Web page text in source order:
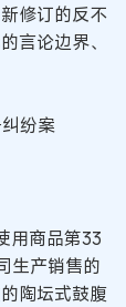
修订的反不
言论边界、
纷案
用商品第33
生产销售的
陶坛式鼓腹